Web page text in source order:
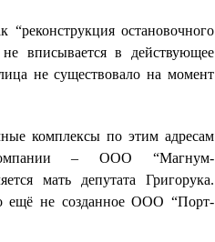
остановочного
вписывается в действующее
не существовало на момент
комплексы по этим адресам
– ООО “Магнум-
мать депутата Григорука.
ещё не созданное ООО “Порт-